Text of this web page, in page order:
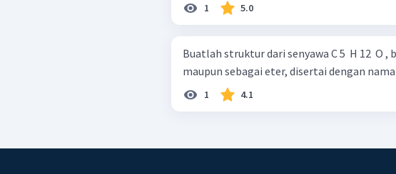
1 5.0
Buatlah struktur dari senyawa C 5 ​ H 12 ​ O ,
maupun sebagai eter, disertai dengan nama
1 4.1